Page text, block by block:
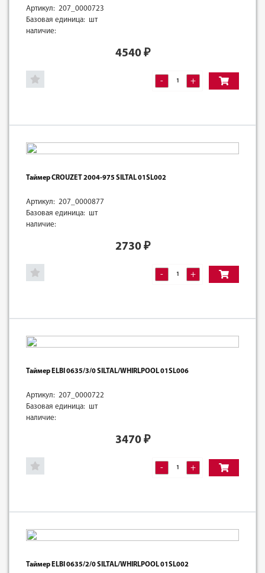
Артикул: 207_0000723
Базовая единица: шт
наличие:
4540₽
- +
Таймер CROUZET 2004-975 SILTAL 01SL002
Артикул: 207_0000877
Базовая единица: шт
наличие:
2730₽
- +
Таймер ELBI 0635/3/0 SILTAL/WHIRLPOOL 01SL006
Артикул: 207_0000722
Базовая единица: шт
наличие:
3470₽
- +
Таймер ELBI 0635/2/0 SILTAL/WHIRLPOOL 01SL002